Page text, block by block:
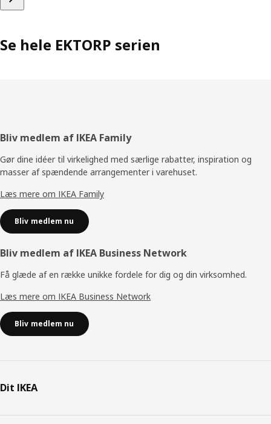
Se hele EKTORP serien
Footer
Bliv medlem af IKEA Family
Gør dine idéer til virkelighed med særlige rabatter, inspiration og
masser af spændende arrangementer i varehuset.
Læs mere om IKEA Family
Bliv medlem nu
Bliv medlem af IKEA Business Network
Få glæde af en række unikke fordele for dig og din virksomhed.
Læs mere om IKEA Business Network
Bliv medlem nu
Dit IKEA